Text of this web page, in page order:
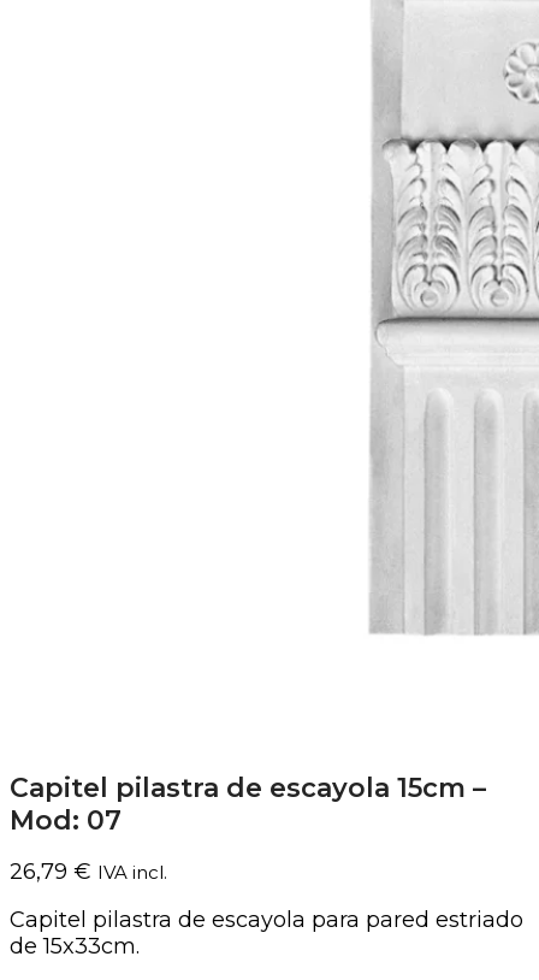
Capitel pilastra de escayola 15cm –
Mod: 07
26,79 € IVA incl.
Capitel pilastra de escayola para pared estriado
de 15x33cm.